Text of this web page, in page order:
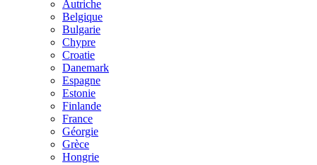
Autriche
Belgique
Bulgarie
Chypre
Croatie
Danemark
Espagne
Estonie
Finlande
France
Géorgie
Grèce
Hongrie